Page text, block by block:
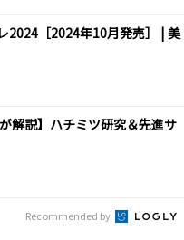
2024［2024年10月発売］ | 美
が解説】ハチミツ研究＆先進サ
Recommended by